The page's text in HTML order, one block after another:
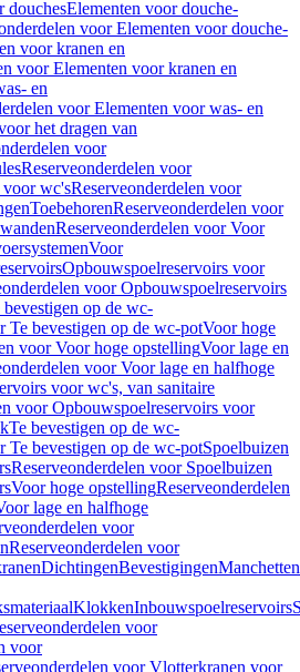
douchesElementen voor douche-
voor Elementen voor douche-
voor kranen en
voor Elementen voor kranen en
en
voor Elementen voor was- en
het dragen van
voor
Reserveonderdelen voor
wc'sReserveonderdelen voor
ToebehorenReserveonderdelen voor
Reserveonderdelen voor Voor
Voor
Opbouwspoelreservoirs voor
voor Opbouwspoelreservoirs
bevestigen op de wc-
Te bevestigen op de wc-potVoor hoge
voor Voor hoge opstellingVoor lage en
voor Voor lage en halfhoge
voor wc's, van sanitaire
voor Opbouwspoelreservoirs voor
Te bevestigen op de wc-
Te bevestigen op de wc-potSpoelbuizen
Reserveonderdelen voor Spoelbuizen
Voor hoge opstellingReserveonderdelen
lage en halfhoge
voor
Reserveonderdelen voor
DichtingenBevestigingenManchetten
KlokkenInbouwspoelreservoirs
voor
voor
voor Vlotterkranen voor